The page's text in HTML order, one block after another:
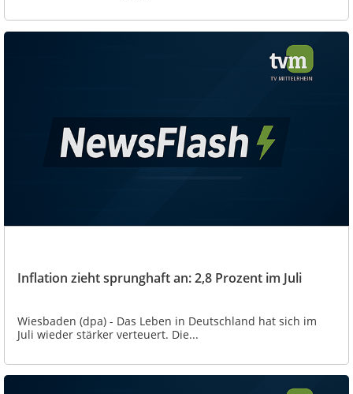
Inflation zieht sprunghaft an: 2,8 Prozent im Juli
Wiesbaden (dpa) - Das Leben in Deutschland hat sich im
Juli wieder stärker verteuert. Die...